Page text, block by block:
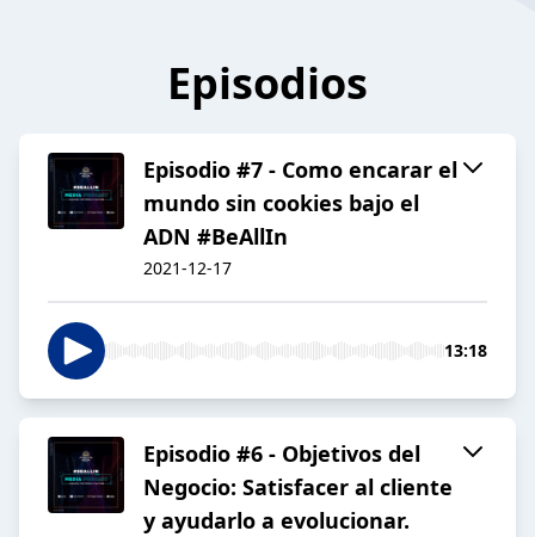
Episodios
Episodio #7 - Como encarar el
mundo sin cookies bajo el
ADN #BeAllIn
2021-12-17
13:18
Episodio #6 - Objetivos del
Negocio: Satisfacer al cliente
y ayudarlo a evolucionar.